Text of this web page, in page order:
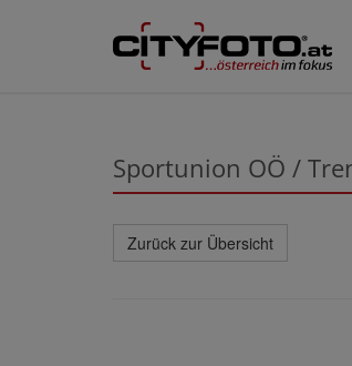
Sportunion OÖ /
Zurück zur Übersicht